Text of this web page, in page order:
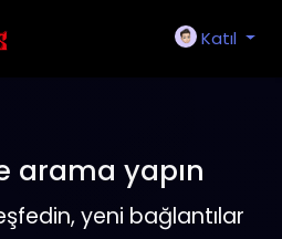
Katıl
arama yapın
yeni bağlantılar